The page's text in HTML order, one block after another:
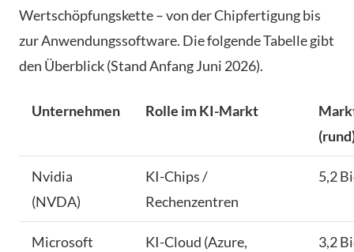
Wertschöpfungskette – von der Chipfertigung bis
zur Anwendungssoftware. Die folgende Tabelle gibt
den Überblick (Stand Anfang Juni 2026).
Unternehmen Rolle im KI-Markt
Nvidia
(NVDA)
KI-Chips /
Rechenzentren
5,2
Microsoft
KI-Cloud (Azure,
3,2